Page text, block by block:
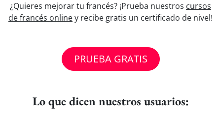
¿Quieres mejorar tu francés? ¡Prueba nuestros cursos
de francés onliney recibe gratis un certificado de nivel!
PRUEBA GRATIS
Lo que dicen nuestros usuarios: